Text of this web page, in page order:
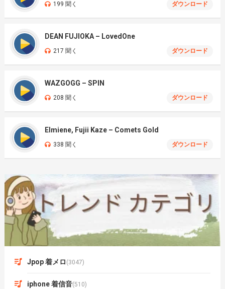
199 聞く ダウンロード
DEAN FUJIOKA – LovedOne
217 聞く ダウンロード
WAZGOGG – SPIN
208 聞く ダウンロード
Elmiene, Fujii Kaze – Comets Gold
338 聞く ダウンロード
Jpop 着メロ (3047)
iphone 着信音(510)